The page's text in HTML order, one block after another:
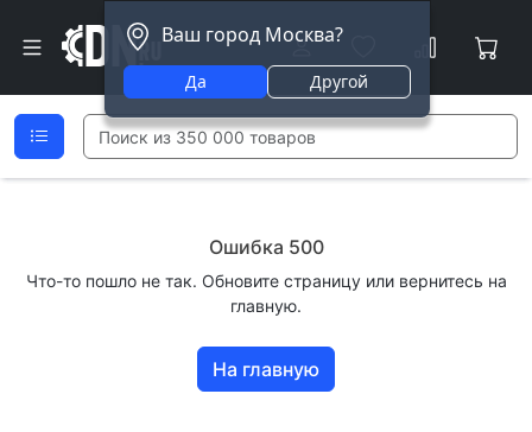
Ваш город Москва?
Да Другой
Ошибка 500
Что-то пошло не так. Обновите страницу или вернитесь на
главную.
На главную